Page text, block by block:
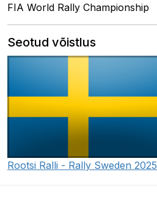
FIA World Rally Championship
Seotud võistlus
Rootsi Ralli - Rally Sweden 2025